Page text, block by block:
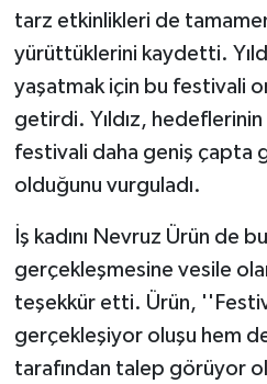
tarz etkinlikleri de
yürüttüklerini kaydetti.
yaşatmak için bu festivali
getirdi. Yıldız, hedeflerinin
festivali daha geniş çapta
olduğunu vurguladı.
İş kadını Nevruz Ürün de
gerçekleşmesine vesile
teşekkür etti. Ürün,
gerçekleşiyor oluşu hem
tarafından talep görüyor
SPOR HABERLERİ
TEKNOLOJİ
ÜLKE GÜNDEMİ
YAŞAM
YEREL